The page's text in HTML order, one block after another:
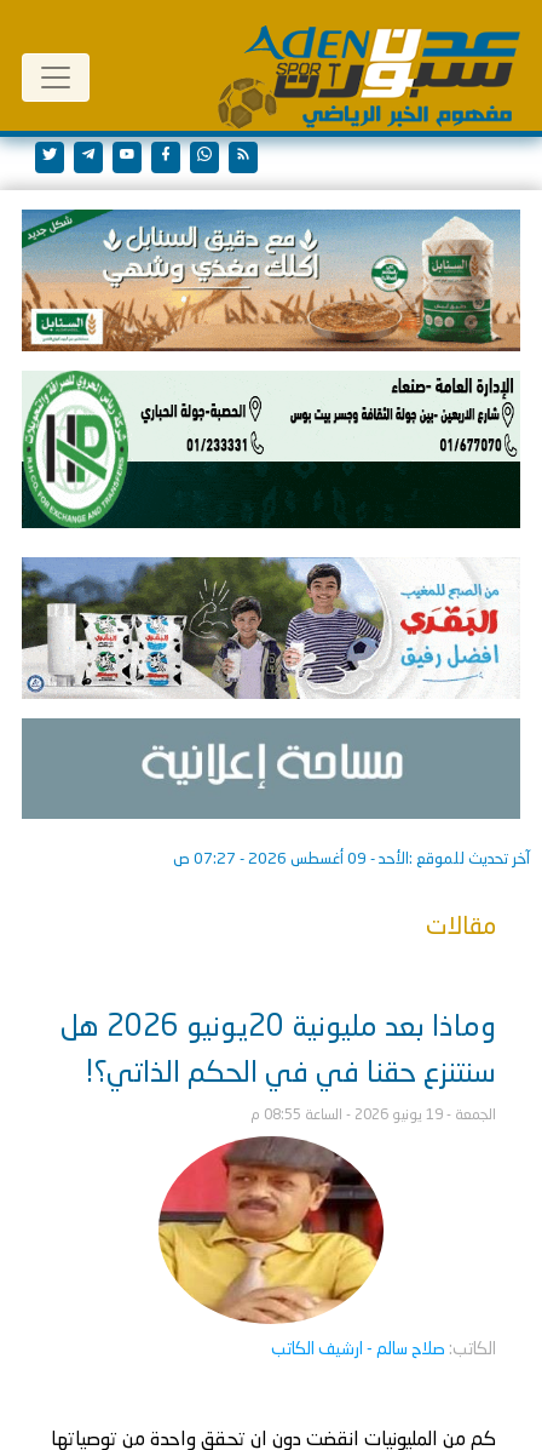
آخر تحديث للموقع : الأحد - 09 أغسطس 2026 - 07:27 ص
مقالات
وماذا بعد مليونية 20يونيو 2026 هل
سنتنزع حقنا في في الحكم الذاتي؟!
الجمعة - 19 يونيو 2026 - الساعة 08:55 م
الكاتب: صلاح سالم - ارشيف الكاتب
كم من المليونيات انقضت دون ان تحقق واحدة من توصياتها